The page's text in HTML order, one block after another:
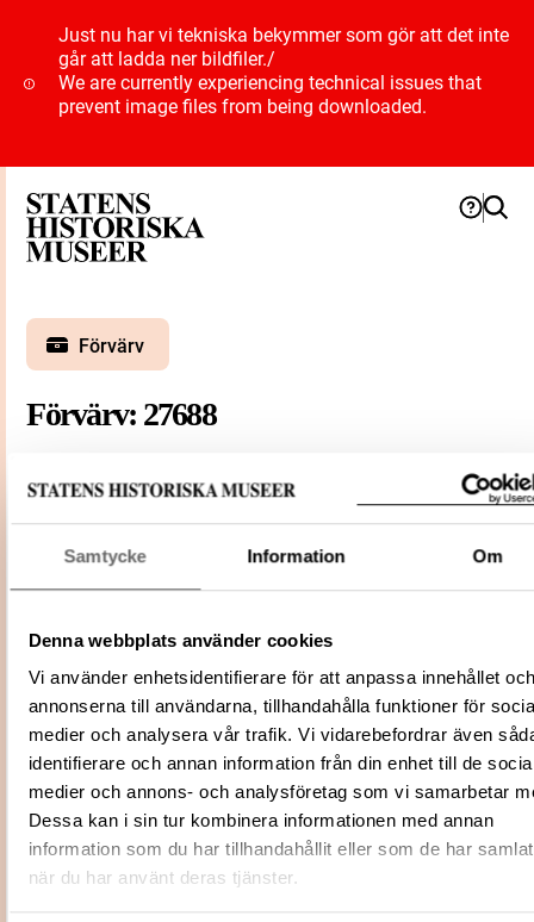
Samtycke Information Om
Denna webbplats använder cookies
Vi använder enhetsidentifierare för att anpassa innehållet och
annonserna till användarna, tillhandahålla funktioner för
medier och analysera vår trafik. Vi vidarebefordrar även
identifierare och annan information från din enhet till de
medier och annons- och analysföretag som vi samarbetar
Dessa kan i sin tur kombinera informationen med annan
information som du har tillhandahållit eller som de har
när du har använt deras tjänster.
Just nu har vi tekniska bekymmer som gör att det inte
går att ladda ner bildfiler./
We are currently experiencing technical issues that
prevent image files from being downloaded.
Förvärv
Förvärv: 27688
Förvärvsdatum
1965
Omnämns i
katalog
Förvärv: 27688 på Catview
Fältundersökning Årjäng kommun, Landskap: Värmland, Land:
Sverige
URI
https://samlingar.shm.se/accession/
FEFE-413C-9604-10FD4B58CD33
Kopiera URI
licensen CC0.